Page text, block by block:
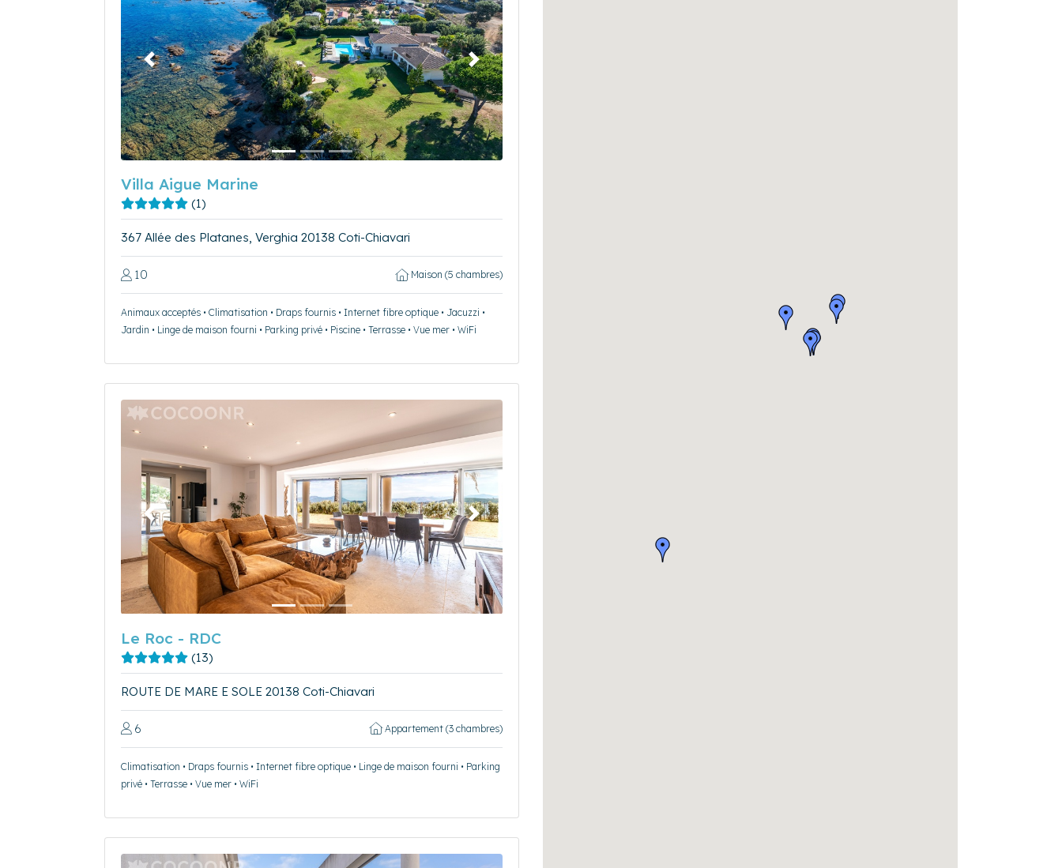
Précédent Suivant
Villa Aigue Marine
(1)
367 Allée des Platanes, Verghia 20138 Coti-Chiavari
10 Maison (5 chambres)
Animaux acceptés • Climatisation • Draps fournis • Internet fibre optique • Jacuzzi •
Jardin • Linge de maison fourni • Parking privé • Piscine • Terrasse • Vue mer • WiFi
Précédent Suivant
Le Roc - RDC
(13)
ROUTE DE MARE E SOLE 20138 Coti-Chiavari
6 Appartement (3 chambres)
Climatisation • Draps fournis • Internet fibre optique • Linge de maison fourni • Parking
privé • Terrasse • Vue mer • WiFi